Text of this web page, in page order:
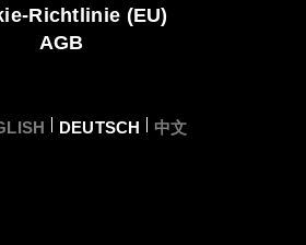
Richtlinie (EU)
AGB
DEUTSCH 中文